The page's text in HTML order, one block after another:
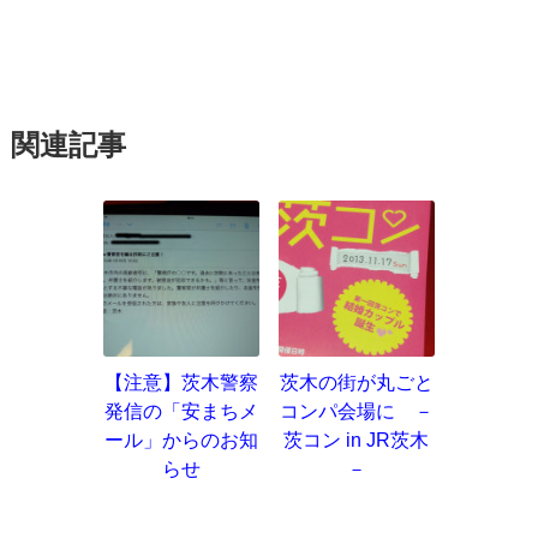
関連記事
【注意】茨木警察
発信の「安まちメ
ール」からのお知
らせ
茨木の街が丸ごと
コンパ会場に －
茨コン in JR茨木
－